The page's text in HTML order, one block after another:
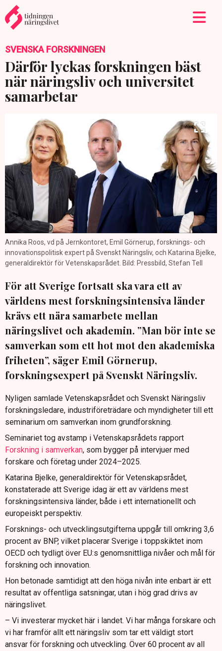
SVENSKA FORSKNINGEN
Därför lyckas forskningen bäst
när näringsliv och universitet
samarbetar
Annika Roos, vd på Jernkontoret, Emil Görnerup, forsknings- och
innovationspolitisk expert på Svenskt Näringsliv, och Katarina Bjelke,
generaldirektör för Vetenskapsrådet. Bild: Pressbild, Stefan Tell
För att Sverige fortsatt ska vara ett av
världens mest forskningsintensiva länder
krävs ett nära samarbete mellan
näringslivet och akademin. ”Man bör inte se
samverkan som ett hot mot den akademiska
friheten”, säger Emil Görnerup,
forskningsexpert på Svenskt Näringsliv.
Nyligen samlade Vetenskapsrådet och Svenskt Näringsliv
forskningsledare, industriföreträdare och myndigheter till ett
seminarium om samverkan inom grundforskning.
Seminariet tog avstamp i Vetenskapsrådets rapport
Forskning i samverkan, som bygger på intervjuer med
forskare och företag under 2024–2025.
Katarina Bjelke, generaldirektör för Vetenskapsrådet,
konstaterade att Sverige idag är ett av världens mest
forskningsintensiva länder, både i ett internationellt och
europeiskt perspektiv.
Forsknings- och utvecklingsutgifterna uppgår till omkring 3,6
procent av BNP, vilket placerar Sverige i toppskiktet inom
OECD och tydligt över EU:s genomsnittliga nivåer och mål för
forskning och innovation.
Hon betonade samtidigt att den höga nivån inte enbart är ett
resultat av offentliga satsningar, utan i hög grad drivs av
näringslivet.
– Vi investerar mycket här i landet. Vi har många forskare och
vi har framför allt ett näringsliv som tar ett väldigt stort
ansvar för forskning och utveckling. Över 60 procent av all